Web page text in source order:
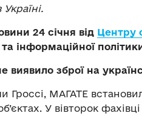
24 січня від Центру
інформаційної
виявило зброї на
Гроссі, МАГАТЕ
У вівторок